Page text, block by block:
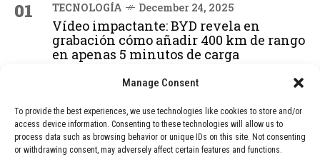
Manage Consent
To provide the best experiences, we use technologies like cookies to store and/or
access device information. Consenting to these technologies will allow us to
process data such as browsing behavior or unique IDs on this site. Not consenting
or withdrawing consent, may adversely affect certain features and functions.
01 TECNOLOGÍA December 24, 2025
Vídeo impactante: BYD revela en
grabación cómo añadir 400 km de rango
en apenas 5 minutos de carga
02 TECNOLOGÍA February 9, 2026
Motor de 800 W, rango de 45 km y
ruedas todo terreno: este scooter cuesta
solo 300 euros y representa una